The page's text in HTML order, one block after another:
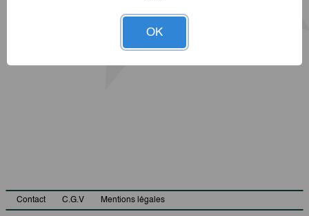
Contact C.G.V Mentions légales
OK